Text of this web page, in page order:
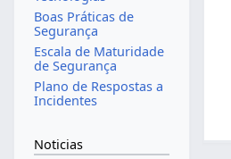
Boas Práticas de
Segurança
Escala de Maturidade
de Segurança
Plano de Respostas a
Incidentes
Noticias